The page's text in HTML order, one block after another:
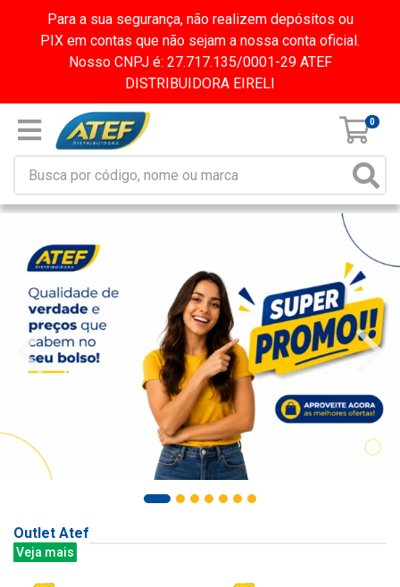
Para a sua segurança, não realizem depósitos ou
PIX em contas que não sejam a nossa conta oficial.
Nosso CNPJ é: 27.717.135/0001-29 ATEF
DISTRIBUIDORA EIRELI
0
Outlet Atef
Veja mais